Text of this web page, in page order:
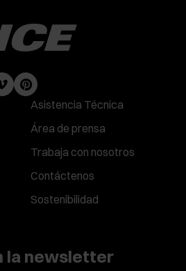
Asistencia Técnica
Área de prensa
Trabaja con nosotros
Contáctenos
Sostenibilidad
la newsletter